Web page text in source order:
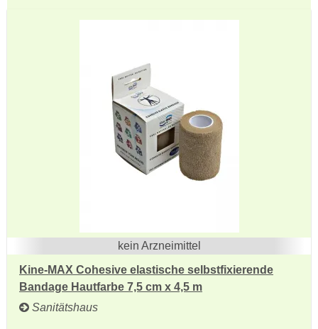
kein Arzneimittel
Kine-MAX Cohesive elastische selbstfixierende
Bandage Hautfarbe 7,5 cm x 4,5 m
Sanitätshaus